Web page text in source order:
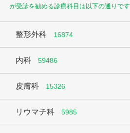
が受診を勧める診療科目は以下の通りです
整形外科 16874
内科 59486
皮膚科 15326
リウマチ科 5985